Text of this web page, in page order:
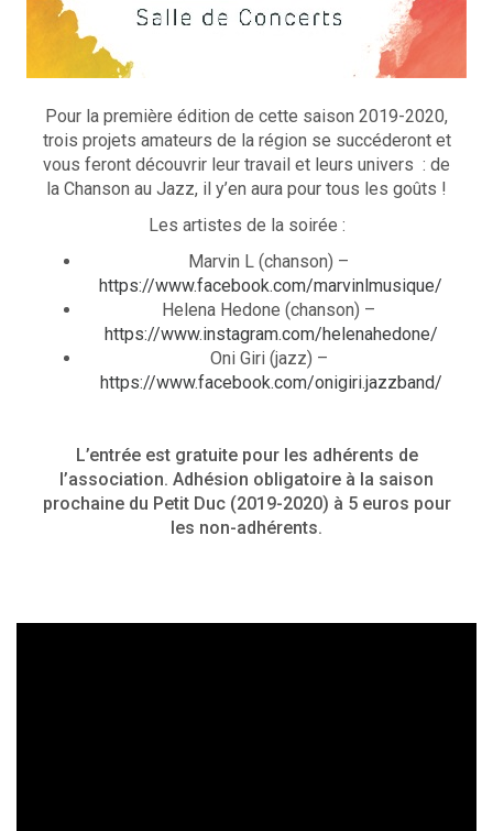
Pour la première édition de cette saison 2019-2020,
trois projets amateurs de la région se succéderont et
vous feront découvrir leur travail et leurs univers : de
la Chanson au Jazz, il y’en aura pour tous les goûts !
Les artistes de la soirée :
Marvin L (chanson) –
https://www.facebook.com/marvinlmusique/
Helena Hedone (chanson) –
https://www.instagram.com/helenahedone/
Oni Giri (jazz) –
https://www.facebook.com/onigiri.jazzband/
L’entrée est gratuite pour les adhérents de
l’association. Adhésion obligatoire à la saison
prochaine du Petit Duc (2019-2020) à 5 euros pour
les non-adhérents.